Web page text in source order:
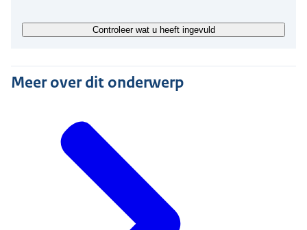
over uw aanmelding
gegevens verwerkt?
Uw aanmelding wordt behandeld door de
zonder uw toestemming niet met derden gedeeld.
Hoelang bewaren wij uw gegevens?
De TloKB bewaart uw gegevens zolang de
aangemelde kwaliteitsverklaring relevant is. Wilt u
inzage in de gegevens die de TloKB van u heeft?
Controleer wat u heeft ingevuld
Meer over dit onderwerp